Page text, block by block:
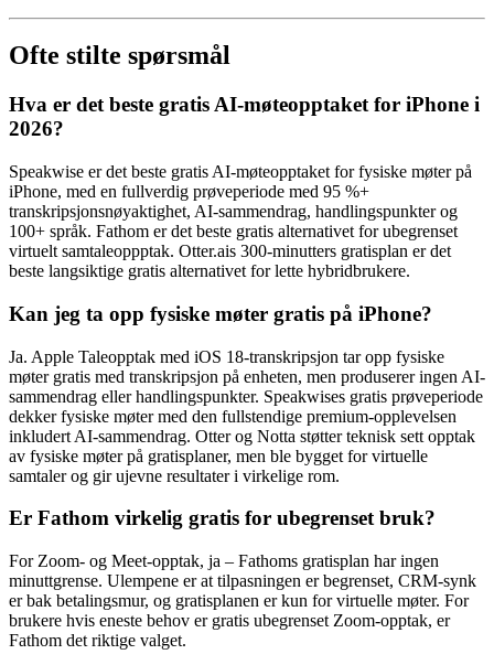
Ofte stilte spørsmål
Hva er det beste gratis AI-møteopptaket for iPhone i
2026?
Speakwise er det beste gratis AI-møteopptaket for fysiske møter på
iPhone, med en fullverdig prøveperiode med 95 %+
transkripsjonsnøyaktighet, AI-sammendrag, handlingspunkter og
100+ språk. Fathom er det beste gratis alternativet for ubegrenset
virtuelt samtaleoppptak. Otter.ais 300-minutters gratisplan er det
beste langsiktige gratis alternativet for lette hybridbrukere.
Kan jeg ta opp fysiske møter gratis på iPhone?
Ja. Apple Taleopptak med iOS 18-transkripsjon tar opp fysiske
møter gratis med transkripsjon på enheten, men produserer ingen AI-
sammendrag eller handlingspunkter. Speakwises gratis prøveperiode
dekker fysiske møter med den fullstendige premium-opplevelsen
inkludert AI-sammendrag. Otter og Notta støtter teknisk sett opptak
av fysiske møter på gratisplaner, men ble bygget for virtuelle
samtaler og gir ujevne resultater i virkelige rom.
Er Fathom virkelig gratis for ubegrenset bruk?
For Zoom- og Meet-opptak, ja – Fathoms gratisplan har ingen
minuttgrense. Ulempene er at tilpasningen er begrenset, CRM-synk
er bak betalingsmur, og gratisplanen er kun for virtuelle møter. For
brukere hvis eneste behov er gratis ubegrenset Zoom-opptak, er
Fathom det riktige valget.